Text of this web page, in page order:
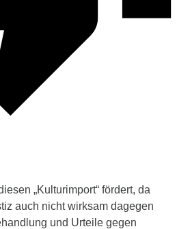
„Kulturimport“ fördert, da
auch nicht wirksam dagegen
und Urteile gegen